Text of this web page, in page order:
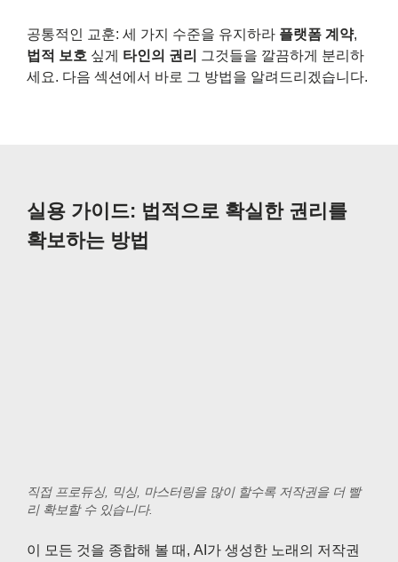
공통적인 교훈: 세 가지 수준을 유지하라 플랫폼 계약,
법적 보호 싶게 타인의 권리 그것들을 깔끔하게 분리하
세요. 다음 섹션에서 바로 그 방법을 알려드리겠습니다.
실용 가이드: 법적으로 확실한 권리를
확보하는 방법
직접 프로듀싱, 믹싱, 마스터링을 많이 할수록 저작권을 더 빨
리 확보할 수 있습니다.
이 모든 것을 종합해 볼 때, AI가 생성한 노래의 저작권